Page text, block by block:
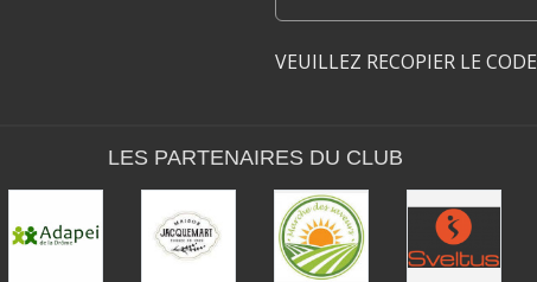
VEUILLEZ RECOPIER LE CODE
LES PARTENAIRES DU CLUB